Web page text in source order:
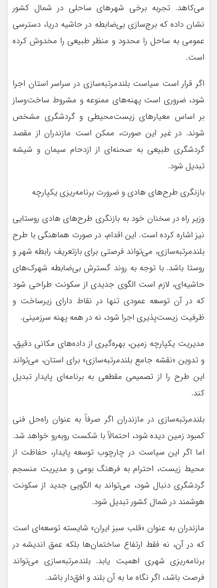
می‌کاهد. تجربه برخی شهرهای ساحلی در شمال کشور
نشان داده که برج‌سازی بی‌ضابطه در حاشیه دریا، دسترسی
عمومی به ساحل را محدود و منظر طبیعی را مخدوش کرده
است.
اگر قرار است سیاست بلندمرتبه‌سازی در سراسر استان اجرا
شود، ضروری است پهنه‌های ممنوعه و مشروط ساخت‌وساز
بر اساس معیارهای زیست‌محیطی و گردشگری مشخص
شوند. در غیر این صورت، ممکن است مازندران از مقصد
گردشگری طبیعی به صحنه‌ای از ازدحام سیمان و شیشه
تبدیل شود.
بازنگری طرح‌های هادی و ضرورت برنامه‌ریزی یکپارچه
وزیر راه در سخنان خود به بازنگری طرح‌های هادی روستایی
نیز اشاره کرده است. این اقدام، در صورت هماهنگی با طرح
بلندمرتبه‌سازی، می‌تواند فرصتی برای بازتعریف رابطه شهر و
روستا باشد. با توجه به روند گسترش بی‌ضابطه شهرک‌های
حاشیه‌ای، لازم است الگوی جدیدی از سکونت طراحی شود
که در آن توسعه عمودی تنها در نقاط دارای زیرساخت و
ظرفیت زیست‌پذیری اجرا شود، نه در همه پهنه سرزمینی.
مدیریت یکپارچه زمین، بهره‌گیری از داده‌های مکانی دقیق،
و تدوین «نقشه جامع بلندمرتبه‌سازی» برای استان، می‌تواند
این طرح را از تصمیمی مقطعی به برنامه‌ای پایدار تبدیل
کند.
بلندمرتبه‌سازی در مازندران اگر صرفاً به عنوان راه‌حل فنی
کمبود زمین دیده شود، احتمالاً با شکست روبه‌رو خواهد شد.
اما اگر این سیاست در چارچوب توسعه پایدار، حفاظت از
محیط زیست، احترام به فرهنگ بومی و مدیریت منسجم
گردشگری دنبال شود، می‌تواند به الگویی جدید از سکونت
هوشمند در شمال کشور تبدیل شود.
مازندران به عنوان «قلب سبز ایران» شایسته توسعه‌ای است
که در آن، نه فقط ارتفاع ساختمان‌ها بلکه عمق اندیشه در
برنامه‌ریزی شهری اهمیت یابد. بلندمرتبه‌سازی می‌تواند
فرصت باشد، اگر نگاه ما به آن بلند و افق‌دار باشد.